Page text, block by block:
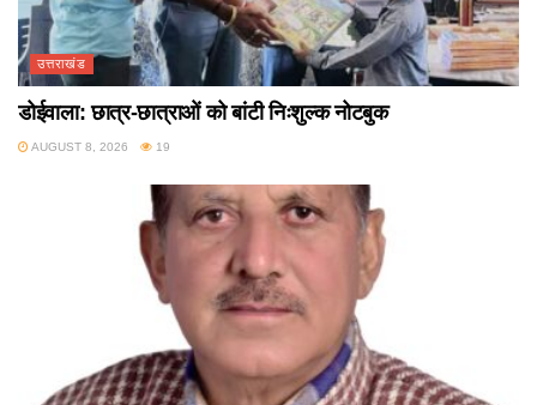
उत्तराखंड
डोईवाला: छात्र-छात्राओं को बांटी निःशुल्क नोटबुक
AUGUST 8, 2026 19